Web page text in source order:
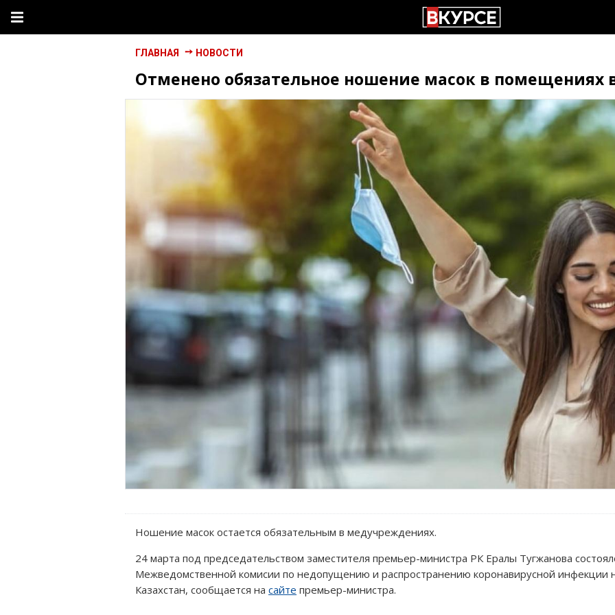
ГЛАВНАЯ НОВОСТИ
Отменено обязательное ношение масок в помещениях
Ношение масок остается обязательным в медучреждениях.
24 марта под председательством заместителя премьер-министра РК Ералы Тугжанова
Межведомственной комисии по недопущению и распространению коронавирусной инфекции
Казахстан, сообщается на сайте премьер-министра.